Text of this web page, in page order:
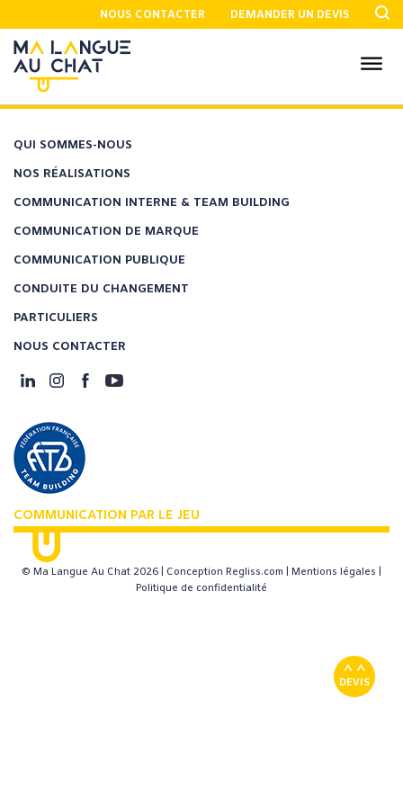
NOUS CONTACTER DEMANDER UN DEVIS
DEVIS
QUI SOMMES-NOUS
NOS RÉALISATIONS
COMMUNICATION INTERNE & TEAM BUILDING
COMMUNICATION DE MARQUE
COMMUNICATION PUBLIQUE
CONDUITE DU CHANGEMENT
PARTICULIERS
NOUS CONTACTER
© Ma Langue Au Chat 2026 | Conception Regliss.com Mentions légales
Politique de confidentialité